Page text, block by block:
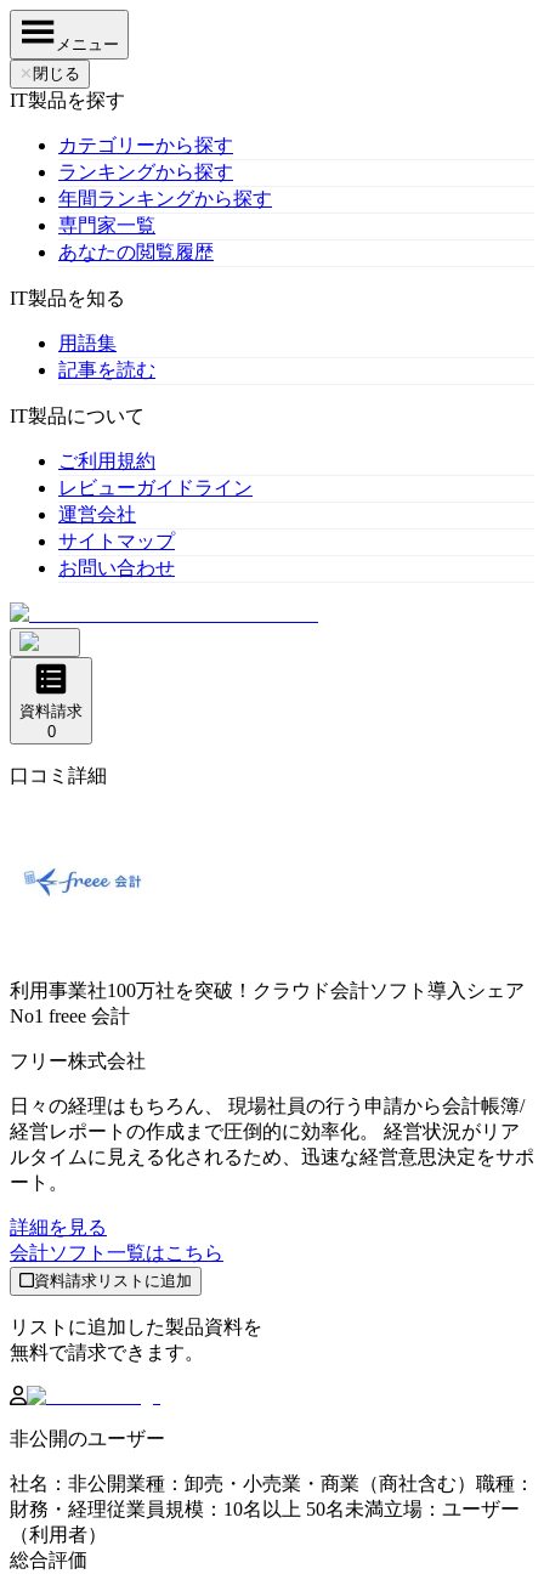
メニュー
✕ 閉じる
IT製品を探す
カテゴリーから探す
ランキングから探す
年間ランキングから探す
専門家一覧
あなたの閲覧履歴
IT製品を知る
用語集
記事を読む
IT製品について
ご利用規約
レビューガイドライン
運営会社
サイトマップ
お問い合わせ
資料請求
0
口コミ詳細
利用事業社100万社を突破！クラウド会計ソフト導入シェア
No1 freee 会計
フリー株式会社
日々の経理はもちろん、 現場社員の行う申請から会計帳簿/
経営レポートの作成まで圧倒的に効率化。 経営状況がリア
ルタイムに見える化されるため、迅速な経営意思決定をサポ
ート。
詳細を見る
会計ソフト 一覧はこちら
資料請求リストに追加
リストに追加した製品資料を
無料で請求できます。
非公開のユーザー
社名 ： 非公開業種 ： 卸売・小売業・商業（商社含む） 職種 ：
財務・経理従業員規模 ： 10名以上 50名未満立場 ： ユーザー
（利用者）
総合評価